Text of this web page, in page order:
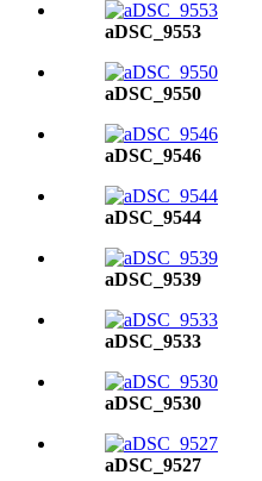
aDSC_9553
aDSC_9550
aDSC_9546
aDSC_9544
aDSC_9539
aDSC_9533
aDSC_9530
aDSC_9527